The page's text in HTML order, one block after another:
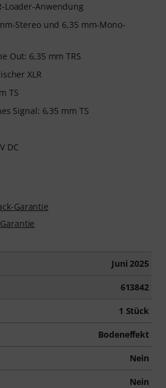
Loader-Anwendung
Stereo und 6,35 mm-Mono-
Out: 6,35 mm TRS
XLR
TS
Signal: 6,35 mm TS
DC
Garantie
Juni 2025
613842
1 Stück
Bodeneffekt
Nein
Nein